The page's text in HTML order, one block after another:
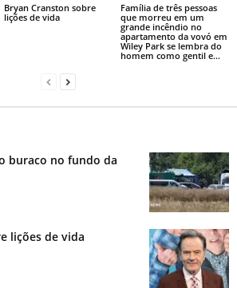
Bryan Cranston sobre
lições de vida
Família de três pessoas
que morreu em um
grande incêndio no
apartamento da vovó em
Wiley Park se lembra do
homem como gentil e...
buraco no fundo da
lições de vida